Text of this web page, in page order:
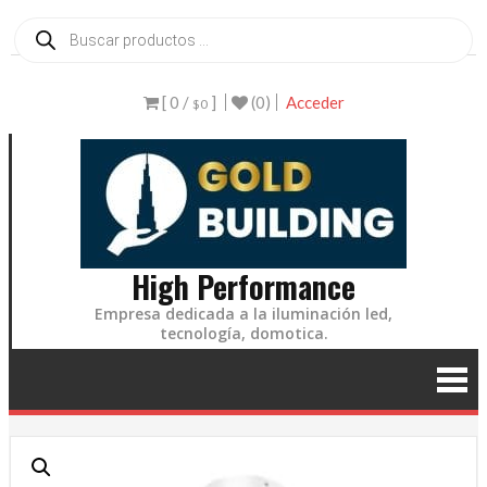
alproductos
[ 0 / $0] (0) Acceder
High Performance
Empresa dedicada a la iluminación led,
tecnología, domotica.